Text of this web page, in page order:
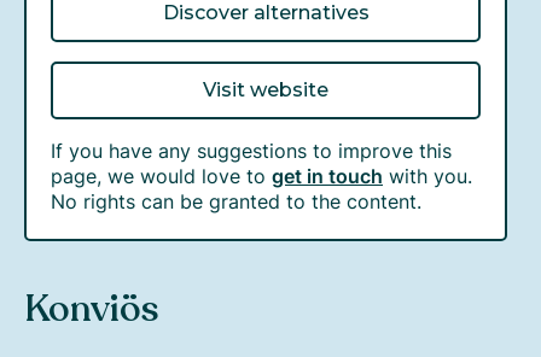
Konviös
Discover alternatives
Visit website
If you have any suggestions to improve this
page, we would love to get in touch with you.
No rights can be granted to the content.